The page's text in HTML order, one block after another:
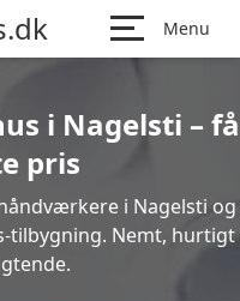
Menu
i Nagelsti – få
pris
i Nagelsti og
tilbygning. Nemt, hurtigt